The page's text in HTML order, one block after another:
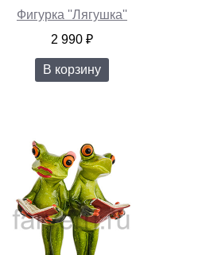
Фигурка ''Лягушка''
2 990 ₽
В корзину